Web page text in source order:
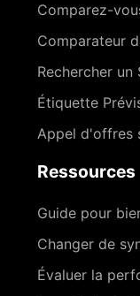
Comparez-
Comparateur
Rechercher un
Étiquette
Appel d'offres
Ressources
Guide pour
Changer de
Évaluer la